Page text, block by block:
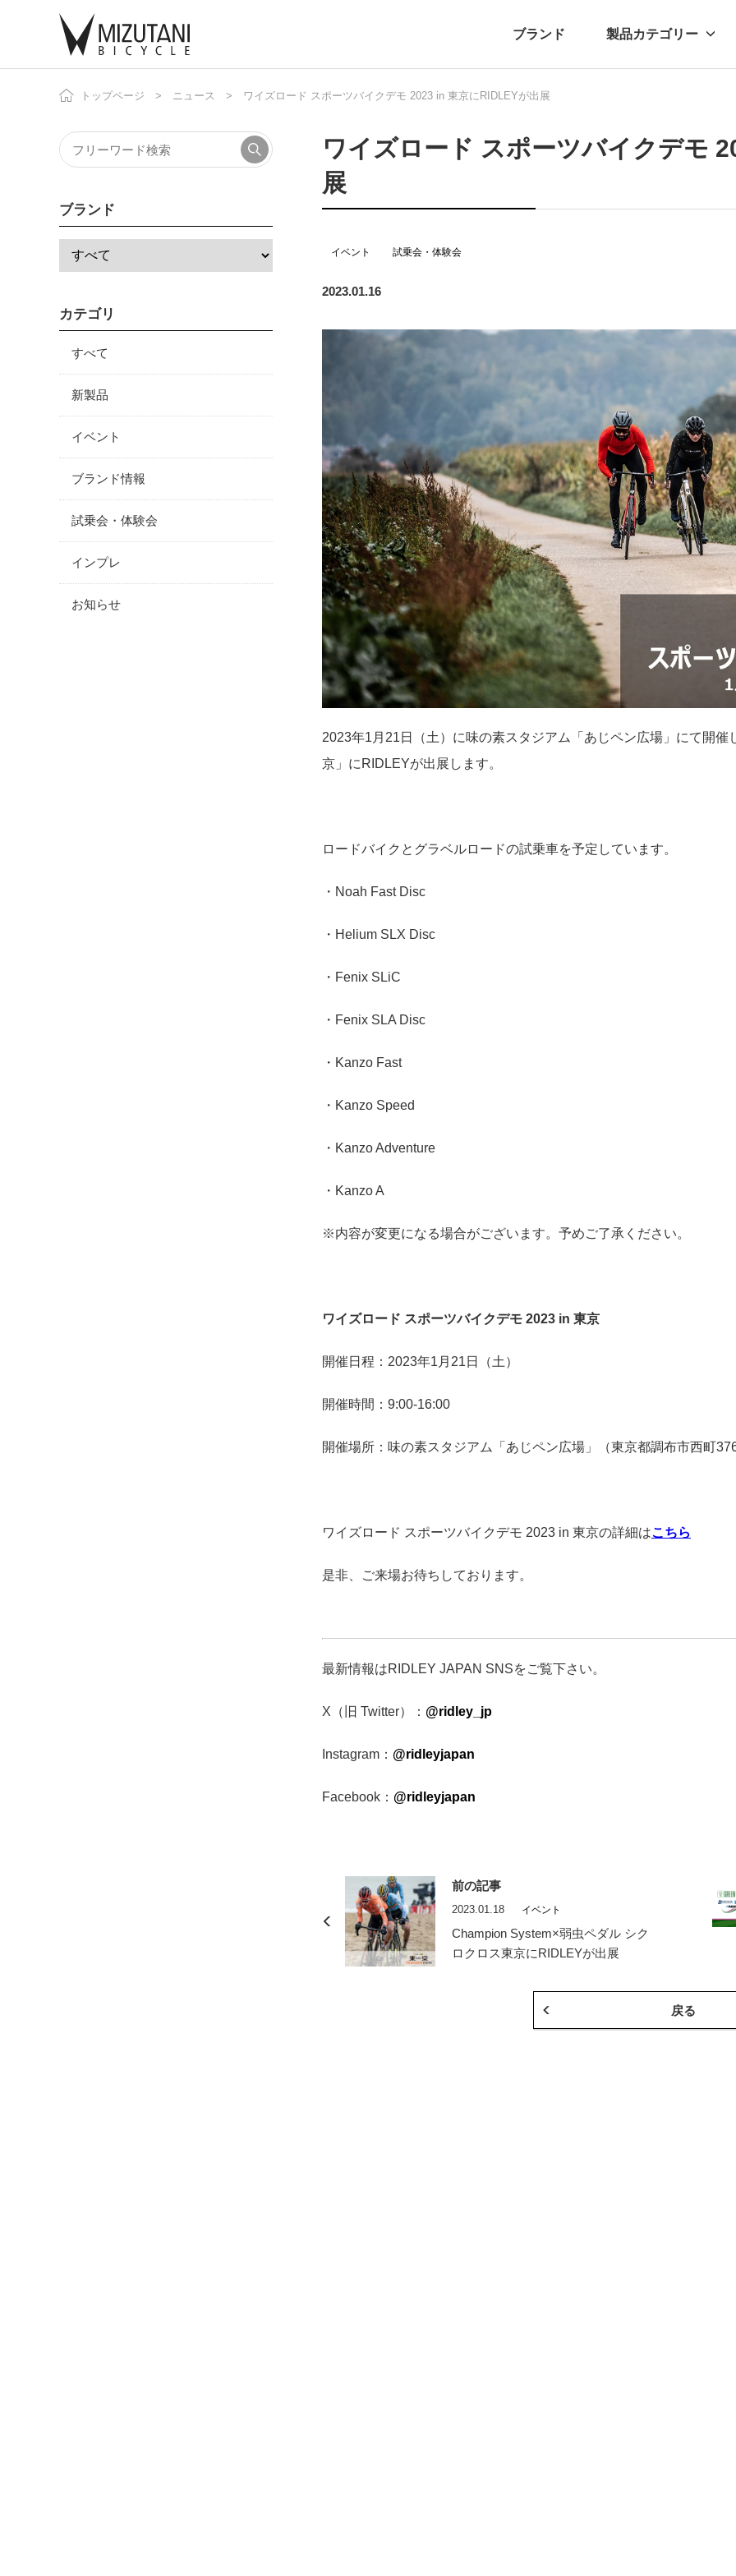
ブランド 製品カテゴリー
自転車 自転車パーツ
ニュース プレスリリース
トップページ ニュース ワイズロード スポーツバイクデモ 2023 in 東京にRIDLEYが出展
ワイズロード スポーツバイクデモ
展
イベント 試乗会・体験会
2023.01.16
2023年1月21日（土）に味の素スタジアム「あじペン広場」にて開
京」にRIDLEYが出展します。
ロードバイクとグラベルロードの試乗車を予定しています。
・Noah Fast Disc
・Helium SLX Disc
・Fenix SLiC
・Fenix SLA Disc
・Kanzo Fast
・Kanzo Speed
・Kanzo Adventure
・Kanzo A
※内容が変更になる場合がございます。予めご了承ください。
ワイズロード スポーツバイクデモ 2023 in 東京
開催日程：2023年1月21日（土）
開催時間：9:00-16:00
開催場所：味の素スタジアム「あじペン広場」（東京都調布市西町
ワイズロード スポーツバイクデモ 2023 in 東京の詳細はこちら
是非、ご来場お待ちしております。
最新情報はRIDLEY JAPAN SNSをご覧下さい。
X（旧 Twitter）： @ridley_jp
Instagram： @ridleyjapan
Facebook： @ridleyjapan
前の記事
2023.01.18 イベント
Champion System×弱虫ペダル シク
ロクロス東京にRIDLEYが出展
戻る
ブランド
カテゴリ
すべて
新製品
イベント
ブランド情報
試乗会・体験会
インプレ
お知らせ